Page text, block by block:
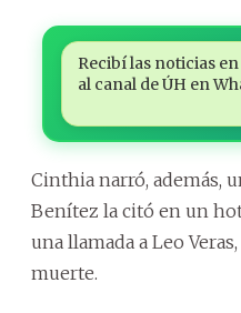
Recibí las noticias
al canal de ÚH en
Cinthia narró, además,
Benítez la citó en un
una llamada a Leo
muerte.